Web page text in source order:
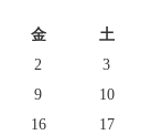
金
土
2
3
9
10
16 17